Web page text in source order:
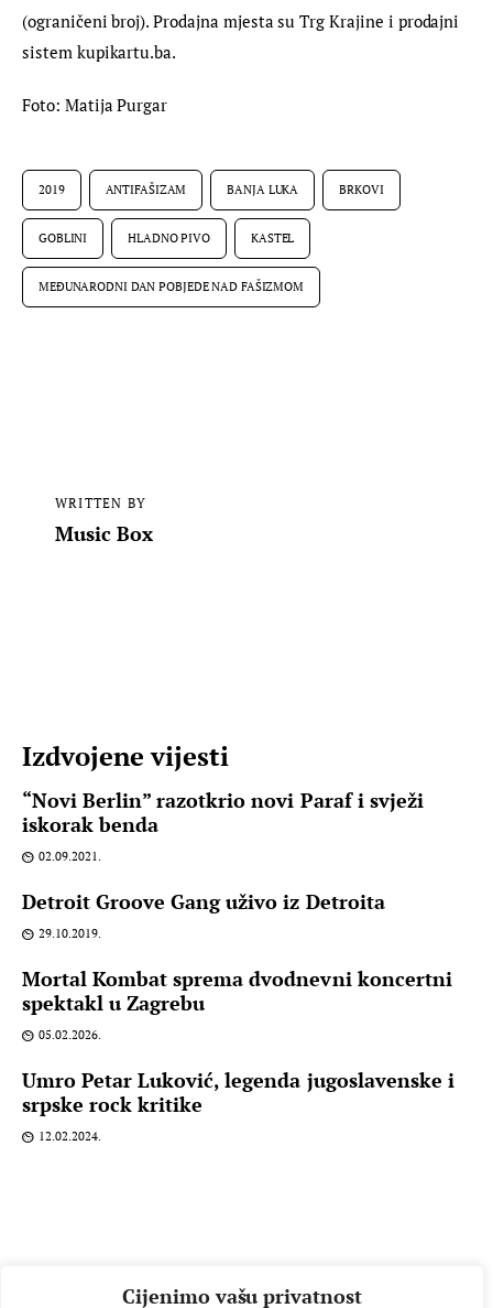
Cijenimo vašu privatnost
(ograničeni broj). Prodajna mjesta su Trg Krajine i prodajni
sistem kupikartu.ba.
Foto: Matija Purgar
2019 ANTIFAŠIZAM BANJA LUKA BRKOVI
GOBLINI HLADNO PIVO KASTEL
MEĐUNARODNI DAN POBJEDE NAD FAŠIZMOM
WRITTEN BY
Music Box
Izdvojene vijesti
“Novi Berlin” razotkrio novi Paraf i svježi
iskorak benda
02.09.2021.
Detroit Groove Gang uživo iz Detroita
29.10.2019.
Mortal Kombat sprema dvodnevni koncertni
spektakl u Zagrebu
05.02.2026.
Umro Petar Luković, legenda jugoslavenske i
srpske rock kritike
12.02.2024.